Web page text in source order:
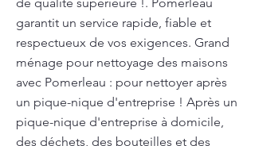
garantit un service rapide, fiable et
respectueux de vos exigences. Grand
ménage pour nettoyage des maisons
avec Pomerleau : pour nettoyer après
un pique-nique d'entreprise ! Après un
pique-nique d'entreprise à domicile,
des déchets, des bouteilles et des